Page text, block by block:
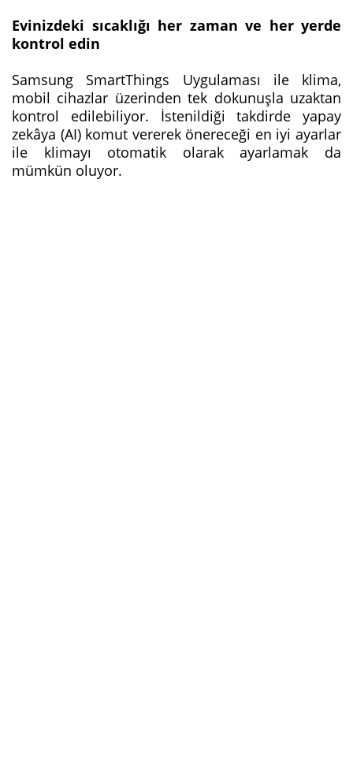
Evinizdeki sıcaklığı her zaman ve her yerde
kontrol edin
Samsung SmartThings Uygulaması ile klima,
mobil cihazlar üzerinden tek dokunuşla uzaktan
kontrol edilebiliyor. İstenildiği takdirde yapay
zekâya (AI) komut vererek önereceği en iyi ayarlar
ile klimayı otomatik olarak ayarlamak da
mümkün oluyor.